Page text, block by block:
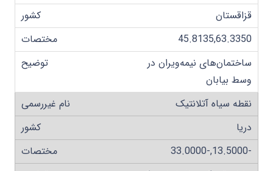
قزاقستان
45.8135,63.3350
ساختمان‌های نیمه‌ویران در
وسط بیابان
نقطه سیاه آتلانتیک
دریا
-13.5000,-33.0000